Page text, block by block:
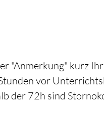
"Anmerkung" kurz
vor
der 72h sind